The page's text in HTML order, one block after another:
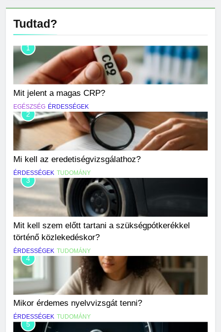
Tudtad?
1
Mit jelent a magas CRP?
EGÉSZSÉG ÉRDESSÉGEK
2
Mi kell az eredetiségvizsgálathoz?
ÉRDESSÉGEK TUDOMÁNY
3
Mit kell szem előtt tartani a szükségpótkerékkel
történő közlekedéskor?
ÉRDESSÉGEK TUDOMÁNY
4
Mikor érdemes nyelvvizsgát tenni?
ÉRDESSÉGEK TUDOMÁNY
5